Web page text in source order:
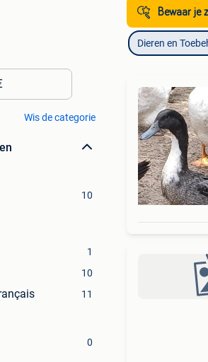
Wis de categorie
10
1
10
11
0
Bewaar je
Dieren en